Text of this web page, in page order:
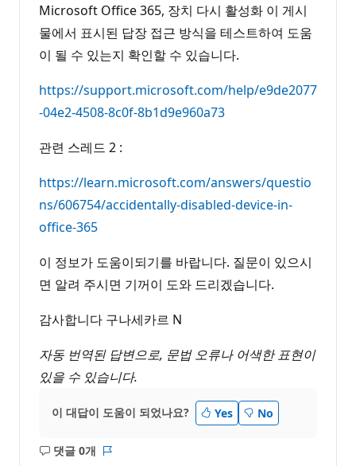
Microsoft Office 365, 장치 다시 활성화 이 게시
물에서 표시된 답장 접근 방식을 테스트하여 도움
이 될 수 있는지 확인할 수 있습니다.
https://support.microsoft.com/help/e9de2077
-04e2-4508-8c0f-8b1d9e960a73
관련 스레드 2 :
https://learn.microsoft.com/answers/questio
ns/606754/accidentally-disabled-device-in-
office-365
이 정보가 도움이되기를 바랍니다. 질문이 있으시
면 알려 주시면 기꺼이 도와 드리겠습니다.
감사합니다 구나세카르 N
자동 번역된 답변으로, 문법 오류나 어색한 표현이
있을 수 있습니다.
이 대답이 도움이 되었나요? Yes No
댓글 0개
설